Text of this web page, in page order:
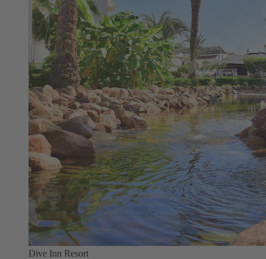
Dive Inn Resort